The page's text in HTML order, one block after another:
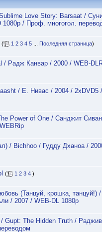
Love Story: Barsaat /
/ Проф. многогол.
( 1 2 3 4 5 Последняя страница)
/ Радж Канвар / 2000 / WEB-
/ Е. Нивас / 2004 / 2xDVD5 /
Power of One / Санджит
/ Bichhoo / Гудду Дханоа /
( 1 2 3 4 )
(Танцуй, крошка, танцуй!)
/ 2007 / WEB-DL 1080p
/ Gupt: The Hidden Truth /